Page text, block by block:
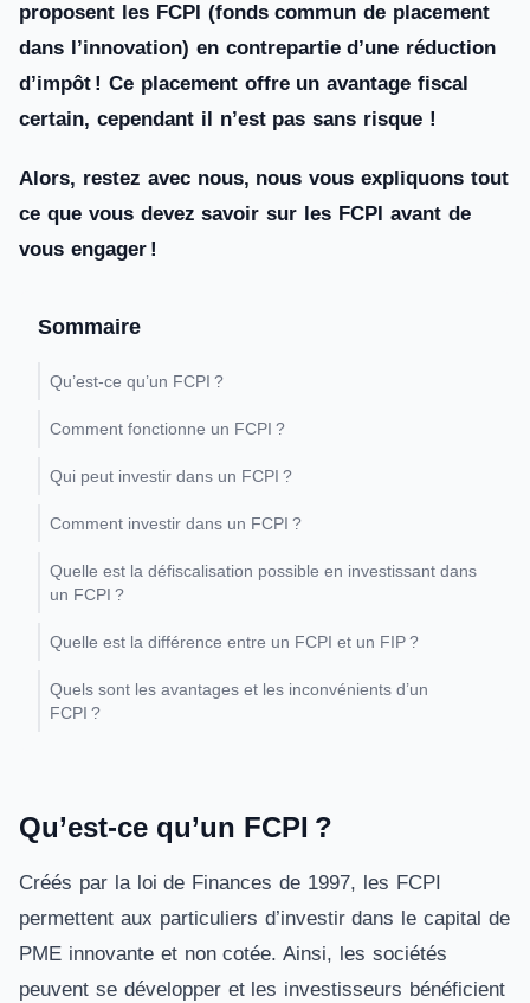
proposent les FCPI (fonds commun de placement
dans l’innovation) en contrepartie d’une réduction
d’impôt ! Ce placement offre un avantage fiscal
certain, cependant il n’est pas sans risque !
Alors, restez avec nous, nous vous expliquons tout
ce que vous devez savoir sur les FCPI avant de
vous engager !
Sommaire
Qu’est-ce qu’un FCPI ?
Comment fonctionne un FCPI ?
Qui peut investir dans un FCPI ?
Comment investir dans un FCPI ?
Quelle est la défiscalisation possible en investissant dans
un FCPI ?
Quelle est la différence entre un FCPI et un FIP ?
Quels sont les avantages et les inconvénients d’un
FCPI ?
Qu’est-ce qu’un FCPI ?
Créés par la loi de Finances de 1997, les FCPI
permettent aux particuliers d’investir dans le capital de
PME innovante et non cotée. Ainsi, les sociétés
peuvent se développer et les investisseurs bénéficient